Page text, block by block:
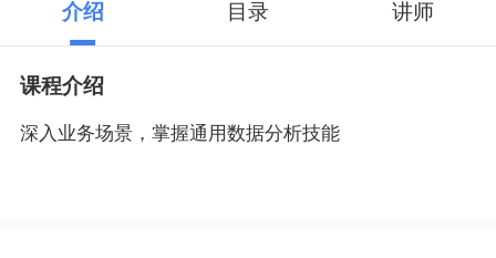
介绍 目录 讲师
课程介绍
深入业务场景，掌握通用数据分析技能